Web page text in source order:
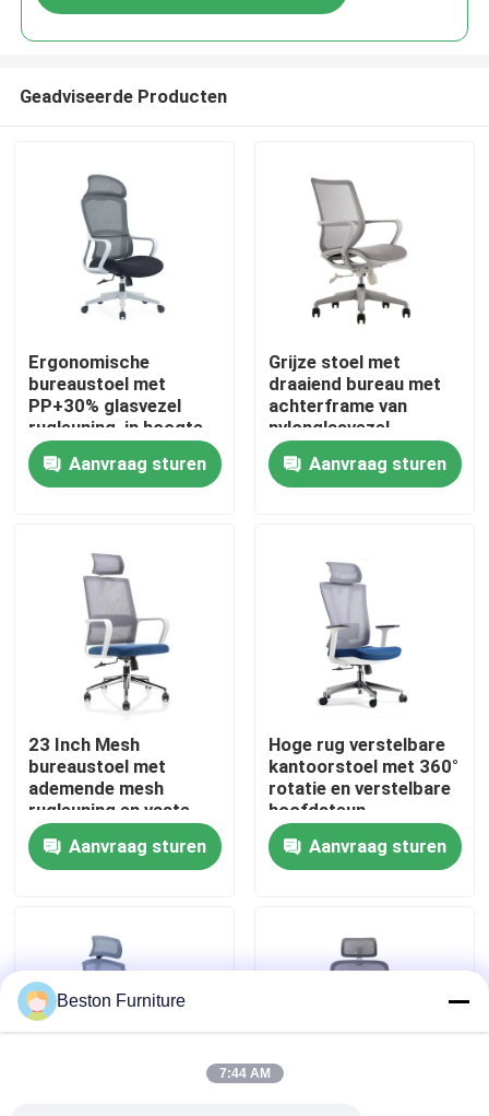
Thuis
Producten
Over ons
Fabriekstocht
Kwaliteitscontrole
Neem contact met ons op
Gevallen
Blog
Geadviseerde Producten
Ergonomische
bureaustoel met
PP+30% glasvezel
rugleuning, in hoogte
verstelbaar en met
nylon wielen
Aanvraag sturen
Grijze stoel met
draaiend bureau met
achterframe van
nylonglasvezel,
schuimkussing en
zwarte PU-wielen
Aanvraag sturen
23 Inch Mesh
bureaustoel met
ademende mesh
rugleuning en vaste
armleuningen
Draaibare bureaustoel
Aanvraag sturen
Hoge rug verstelbare
kantoorstoel met 360°
rotatie en verstelbare
hoofdsteun
Aanvraag sturen
Beston Furniture
7:44 AM